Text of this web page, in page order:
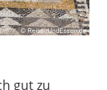
gut zu